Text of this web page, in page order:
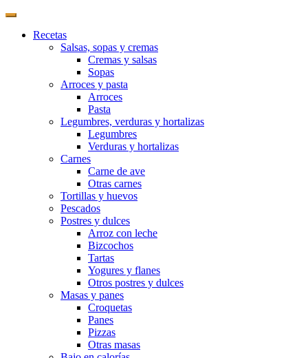
Recetas
Salsas, sopas y cremas
Cremas y salsas
Sopas
Arroces y pasta
Arroces
Pasta
Legumbres, verduras y hortalizas
Legumbres
Verduras y hortalizas
Carnes
Carne de ave
Otras carnes
Tortillas y huevos
Pescados
Postres y dulces
Arroz con leche
Bizcochos
Tartas
Yogures y flanes
Otros postres y dulces
Masas y panes
Croquetas
Panes
Pizzas
Otras masas